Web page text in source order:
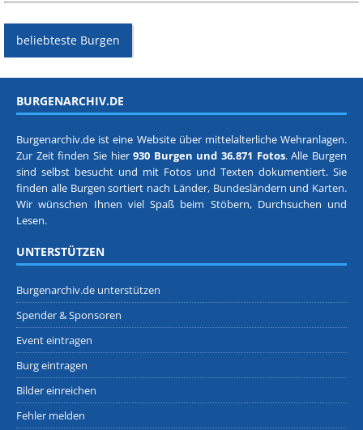
beliebteste Burgen
BURGENARCHIV.DE
Burgenarchiv.de ist eine Website über mittelalterliche Wehranlagen.
Zur Zeit finden Sie hier930 Burgen und 36.871 Fotos. Alle Burgen
sind selbst besucht und mit Fotos und Texten dokumentiert. Sie
finden alle Burgen sortiert nach Länder, Bundesländern und Karten.
Wir wünschen Ihnen viel Spaß beim Stöbern, Durchsuchen und
Lesen.
UNTERSTÜTZEN
Burgenarchiv.de unterstützen
Spender & Sponsoren
Event eintragen
Burg eintragen
Bilder einreichen
Fehler melden